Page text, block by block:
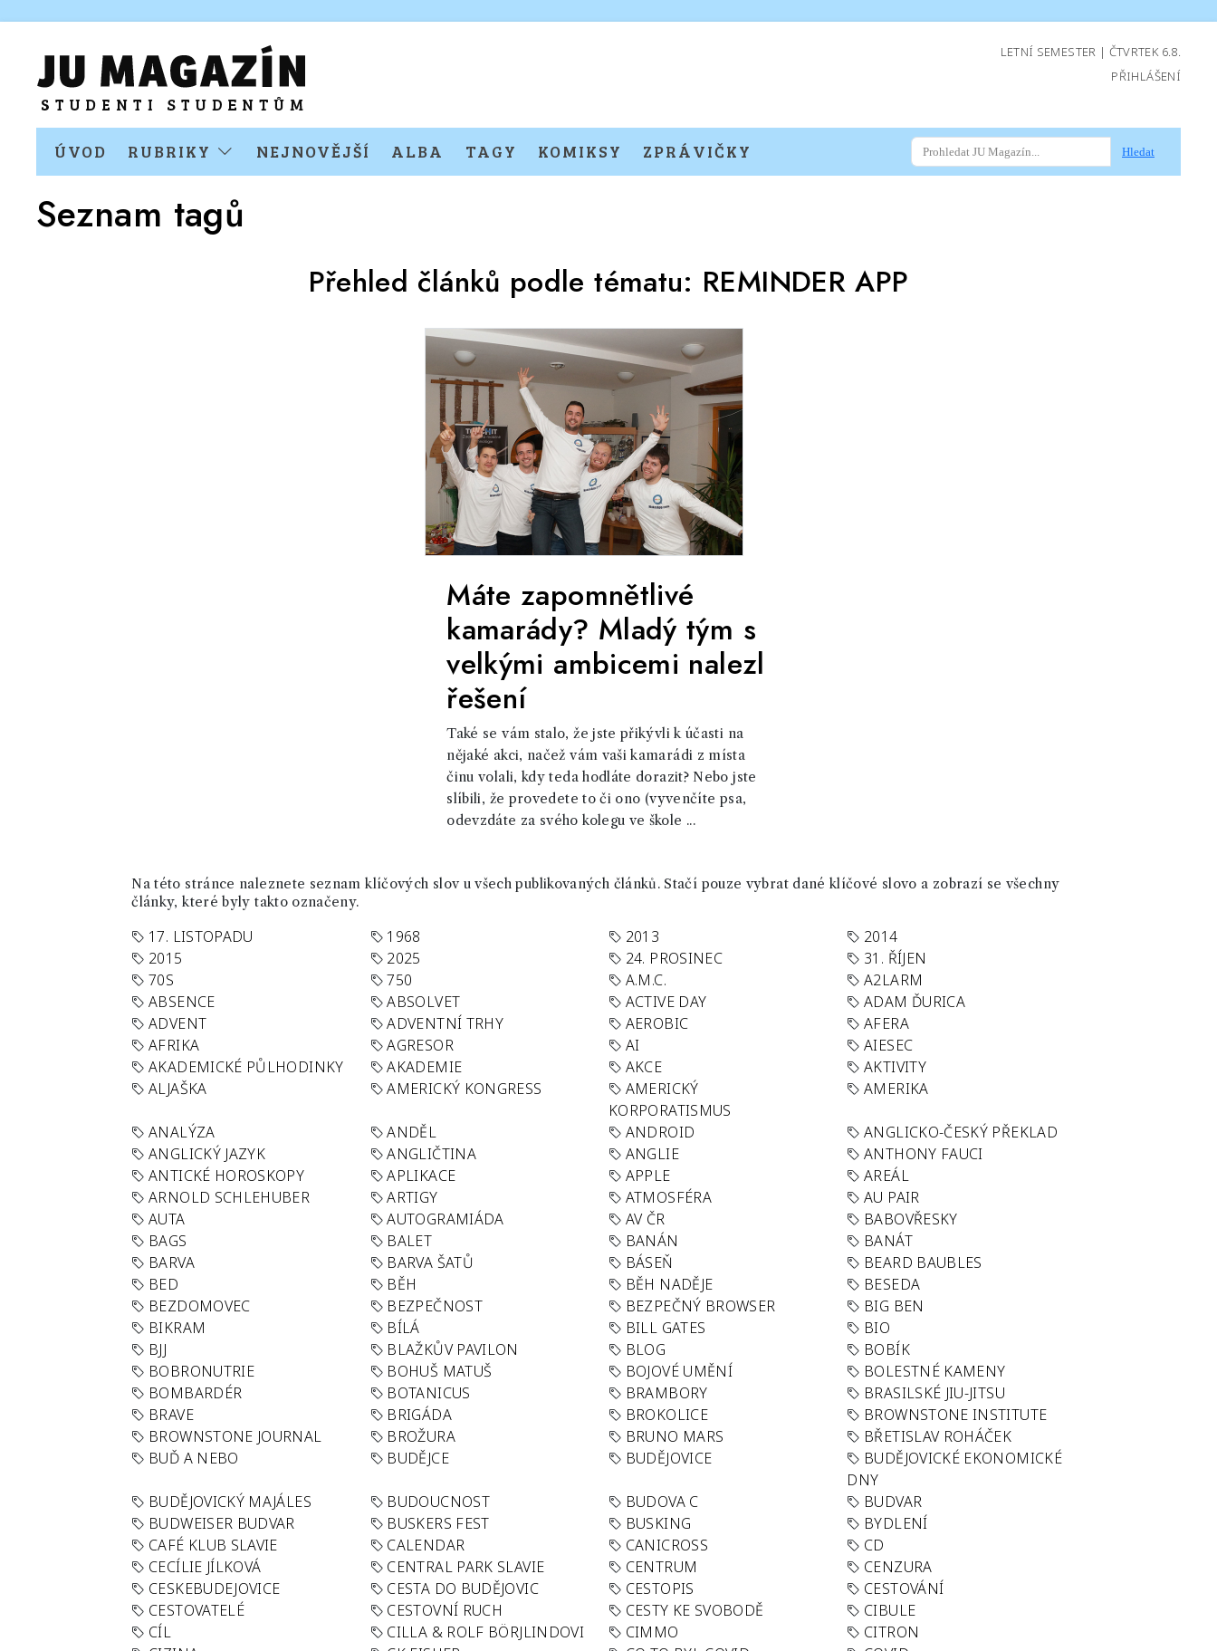
LETNÍ SEMESTER | ČTVRTEK 6.8.
PŘIHLÁŠENÍ
ÚVOD RUBRIKY NEJNOVĚJŠÍ ALBA TAGY KOMIKSY ZPRÁVIČKY Hledat
Seznam tagů
Přehled článků podle tématu: REMINDER APP
Máte zapomnětlivé
kamarády? Mladý tým s
velkými ambicemi nalezl
řešení
Také se vám stalo, že jste přikývli k účasti na
nějaké akci, načež vám vaši kamarádi z místa
činu volali, kdy teda hodláte dorazit? Nebo jste
slíbili, že provedete to či ono (vyvenčíte psa,
odevzdáte za svého kolegu ve škole ...
Na této stránce naleznete seznam klíčových slov u všech publikovaných článků. Stačí pouze vybrat dané klíčové slovo a zobrazí se všechny
články, které byly takto označeny.
17. LISTOPADU 1968 2013
2014
2015
2025 24. PROSINEC
31. ŘÍJEN
70S
750 A.M.C.
A2LARM
ABSENCE
ABSOLVET ACTIVE DAY
ADAM ĎURICA
ADVENT
ADVENTNÍ TRHY AEROBIC
AFERA
AFRIKA
AGRESOR AI
AIESEC
AKADEMICKÉ PŮLHODINKY
AKADEMIE AKCE
AKTIVITY
ALJAŠKA
AMERICKÝ KONGRESS
AMERICKÝ
KORPORATISMUS
AMERIKA
ANALÝZA ANDĚL ANDROID
ANGLICKO-ČESKÝ PŘEKLAD
ANGLICKÝ JAZYK
ANGLIČTINA ANGLIE
ANTHONY FAUCI
ANTICKÉ HOROSKOPY
APLIKACE APPLE
AREÁL
ARNOLD SCHLEHUBER
ARTIGY ATMOSFÉRA
AU PAIR
AUTA
AUTOGRAMIÁDA AV ČR
BABOVŘESKY
BAGS
BALET BANÁN
BANÁT
BARVA
BARVA ŠATŮ BÁSEŇ
BEARD BAUBLES
BED
BĚH BĚH NADĚJE
BESEDA
BEZDOMOVEC
BEZPEČNOST BEZPEČNÝ BROWSER
BIG BEN
BIKRAM
BÍLÁ BILL GATES
BIO
BJJ
BLAŽKŮV PAVILON BLOG
BOBÍK
BOBRONUTRIE
BOHUŠ MATUŠ BOJOVÉ UMĚNÍ
BOLESTNÉ KAMENY
BOMBARDÉR
BOTANICUS BRAMBORY
BRASILSKÉ JIU-JITSU
BRAVE
BRIGÁDA BROKOLICE
BROWNSTONE INSTITUTE
BROWNSTONE JOURNAL
BROŽURA BRUNO MARS
BŘETISLAV ROHÁČEK
BUĎ A NEBO
BUDĚJCE BUDĚJOVICE
BUDĚJOVICKÉ EKONOMICKÉ
DNY
BUDĚJOVICKÝ MAJÁLES
BUDOUCNOST BUDOVA C
BUDVAR
BUDWEISER BUDVAR
BUSKERS FEST BUSKING
BYDLENÍ
CAFÉ KLUB SLAVIE
CALENDAR CANICROSS
CD
CECÍLIE JÍLKOVÁ
CENTRAL PARK SLAVIE CENTRUM
CENZURA
CESKEBUDEJOVICE
CESTA DO BUDĚJOVIC CESTOPIS
CESTOVÁNÍ
CESTOVATELÉ
CESTOVNÍ RUCH CESTY KE SVOBODĚ
CIBULE
CÍL
CILLA & ROLF BÖRJLINDOVI CIMMO
CITRON